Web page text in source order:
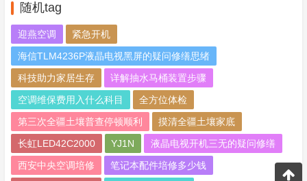
随机tag
迎燕空调
紧急开机
海信TLM4236P液晶电视黑屏的疑问修缮思绪
科技助力家居生存
详解抽水马桶装置步骤
空调维保费用入什么科目
全方位体检
第三次全疆土壤普查停顿顺利
摸清全疆土壤家底
长虹LED42C2000
YJ1N
液晶电视开机三无的疑问修缮
西安中央空调培修
笔记本配件培修多少钱